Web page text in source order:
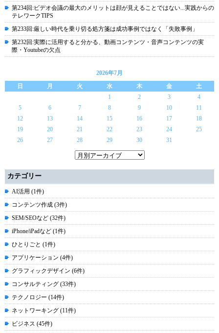
第234回:ビデオ会議の最大のメリットは顔が見えることではない...実践からの
テレワークTIPS
第233回:厳しい時代を乗り切る処方箋は成功事例ではなく「失敗事例」
第232回:実際に活用すると分かる、動画コンテンツ・音声コンテンツの実
際・Youtubeの欠点
2026年7月
日
月 火 水 木 金
土
1
2 3
4
5
6 7 8 9 10
11
12
13 14 15 16 17
18
19
20 21 22 23 24
25
26
27 28 29 30 31
カテゴリー
AI活用 (1件)
コンテンツ作成 (3件)
SEM/SEOなど (32件)
iPhone/iPadなど (1件)
ひとりごと (1件)
アプリケーション (4件)
グラフィックデザイン (6件)
コンサルティング (33件)
テクノロジー (14件)
ネットワーキング (11件)
ビジネス (45件)